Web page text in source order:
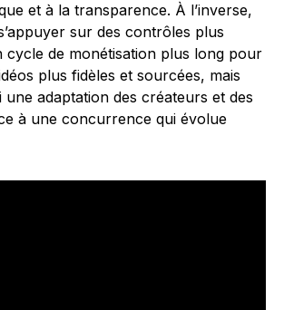
et à la transparence. À l’inverse,
sur des contrôles plus
cycle de monétisation plus long pour
plus fidèles et sourcées, mais
une adaptation des créateurs et des
à une concurrence qui évolue